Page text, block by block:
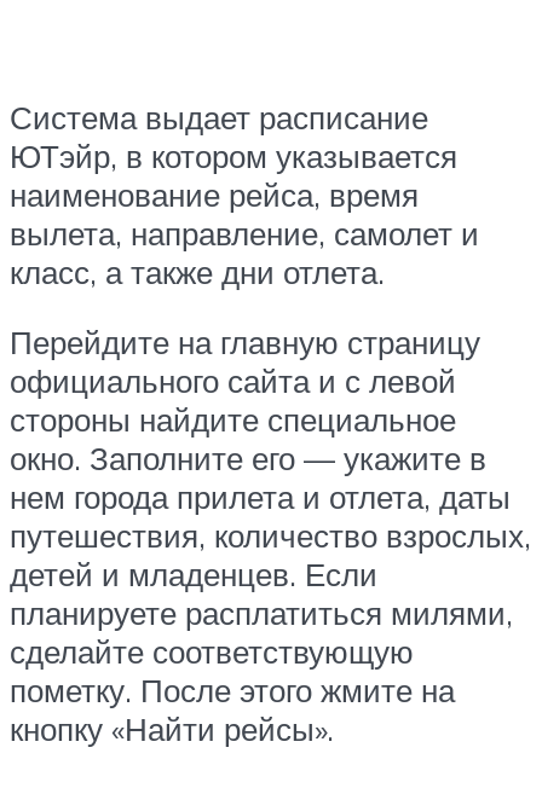
Система выдает расписание
ЮТэйр, в котором указывается
наименование рейса, время
вылета, направление, самолет и
класс, а также дни отлета.
Перейдите на главную страницу
официального сайта и с левой
стороны найдите специальное
окно. Заполните его — укажите в
нем города прилета и отлета, даты
путешествия, количество взрослых,
детей и младенцев. Если
планируете расплатиться милями,
сделайте соответствующую
пометку. После этого жмите на
кнопку «Найти рейсы».